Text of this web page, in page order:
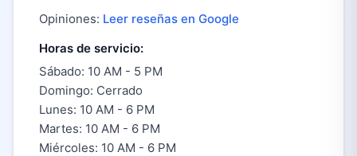
Opiniones: Leer reseñas en Google
Horas de servicio:
Sábado: 10 AM - 5 PM
Domingo: Cerrado
Lunes: 10 AM - 6 PM
Martes: 10 AM - 6 PM
Miércoles: 10 AM - 6 PM